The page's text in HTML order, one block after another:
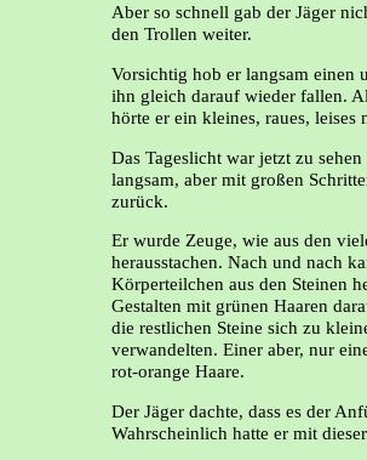
Aber so schnell gab der Jäger
den Trollen weiter.
Vorsichtig hob er langsam einen
ihn gleich darauf wieder fallen.
hörte er ein kleines, raues, leises
Das Tageslicht war jetzt zu
langsam, aber mit großen
zurück.
Er wurde Zeuge, wie aus den
herausstachen. Nach und nach
Körperteilchen aus den Steinen
Gestalten mit grünen Haaren
die restlichen Steine sich zu
verwandelten. Einer aber, nur
rot-orange Haare.
Der Jäger dachte, dass es der
Wahrscheinlich hatte er mit